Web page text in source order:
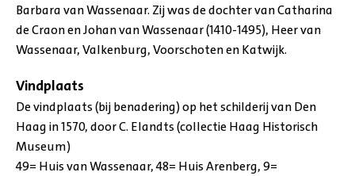
Barbara van Wassenaar. Zij was de dochter van Catharina
de Craon en Johan van Wassenaar (1410-1495), Heer van
Wassenaar, Valkenburg, Voorschoten en Katwijk.
Vindplaats
De vindplaats (bij benadering) op het schilderij van Den
Haag in 1570, door C. Elandts (collectie Haag Historisch
Museum)
49= Huis van Wassenaar, 48= Huis Arenberg, 9=